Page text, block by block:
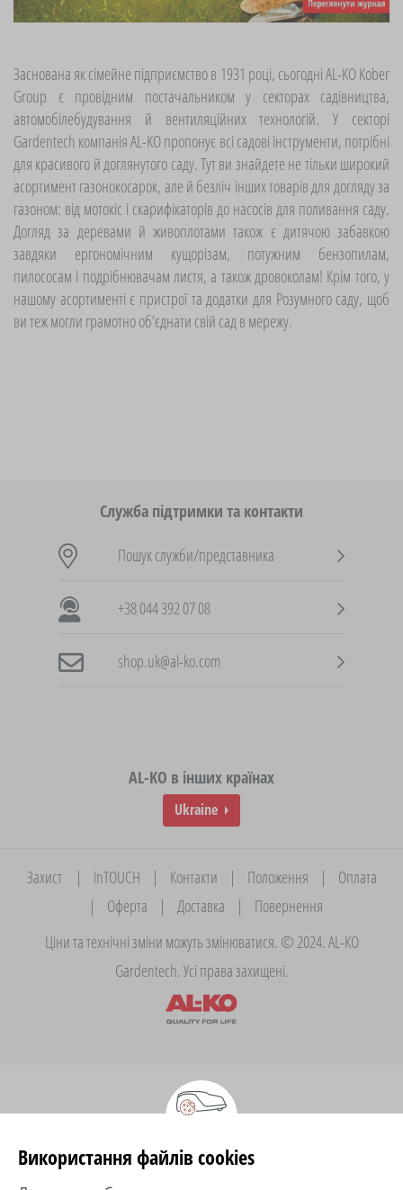
Заснована як сімейне підприємство в 1931 році, сьогодні AL-KO Kober
Group є провідним постачальником у секторах садівництва,
автомобілебудування й вентиляційних технологій. У секторі
Gardentech компанія AL-KO пропонує всі садові інструменти, потрібні
для красивого й доглянутого саду. Тут ви знайдете не тільки широкий
асортимент газонокосарок, але й безліч інших товарів для догляду за
газоном: від мотокіс і скарифікаторів до насосів для поливання саду.
Догляд за деревами й живоплотами також є дитячою забавкою
завдяки ергономічним кущорізам, потужним бензопилам,
пилососам і подрібнювачам листя, а також дровоколам! Крім того, у
нашому асортименті є пристрої та додатки для Розумного саду, щоб
ви теж могли грамотно об’єднати свій сад в мережу.
Служба підтримки та контакти
Пошук служби/представника
+38 044 392 07 08
shop.uk@al-ko.com
AL-KO в інших країнах
Ukraine
Захист | inTOUCH | Контакти | Положення |
Оплата
|
Оферта | Доставка |
Повернення
Ціни та технічні зміни можуть змінюватися. © 2024. AL-KO
Gardentech. Усі права захищені.
Використання файлів cookies